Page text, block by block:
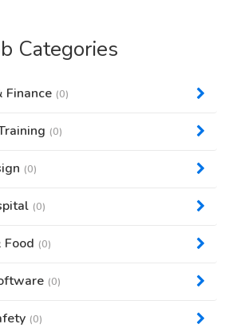
Categories
Finance (0)
(0)
(0)
(0)
Food (0)
(0)
(0)